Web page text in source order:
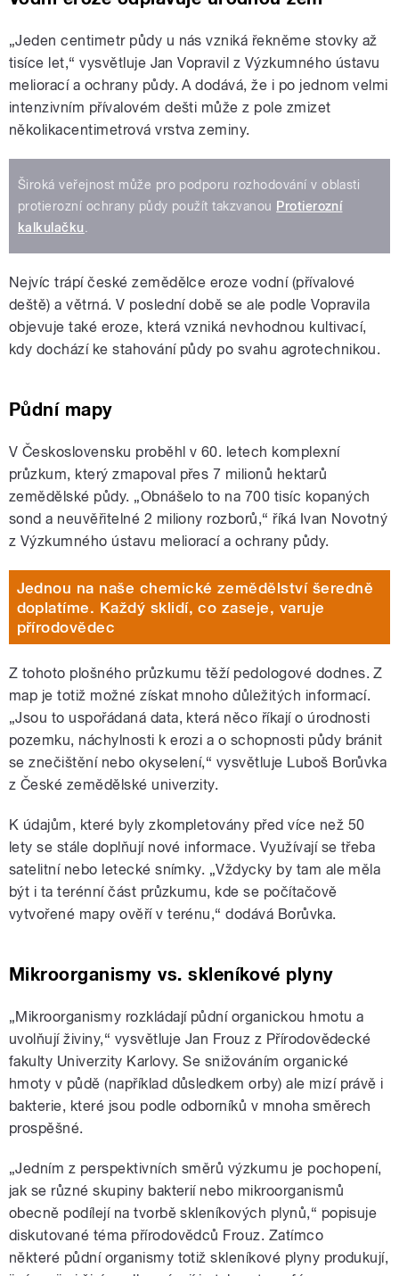
„Jeden centimetr půdy u nás vzniká řekněme stovky až
tisíce let,“ vysvětluje Jan Vopravil z Výzkumného ústavu
meliorací a ochrany půdy. A dodává, že i po jednom velmi
intenzivním přívalovém dešti může z pole zmizet
několikacentimetrová vrstva zeminy.
Široká veřejnost může pro podporu rozhodování v oblasti
protierozní ochrany půdy použít takzvanou Protierozní
kalkulačku
Nejvíc trápí české zemědělce eroze vodní (přívalové
deště) a větrná. V poslední době se ale podle Vopravila
objevuje také eroze, která vzniká nevhodnou kultivací,
kdy dochází ke stahování půdy po svahu agrotechnikou.
Půdní mapy
V Československu proběhl v 60. letech komplexní
průzkum, který zmapoval přes 7 milionů hektarů
zemědělské půdy. „Obnášelo to na 700 tisíc kopaných
sond a neuvěřitelné 2 miliony rozborů,“ říká Ivan Novotný
z Výzkumného ústavu meliorací a ochrany půdy.
Jednou na naše chemické zemědělství šeredně
doplatíme. Každý sklidí, co zaseje, varuje
přírodovědec
Z tohoto plošného průzkumu těží pedologové dodnes. Z
map je totiž možné získat mnoho důležitých informací.
„Jsou to uspořádaná data, která něco říkají o úrodnosti
pozemku, náchylnosti k erozi a o schopnosti půdy bránit
se znečištění nebo okyselení,“ vysvětluje Luboš Borůvka
z České zemědělské univerzity.
K údajům, které byly zkompletovány před více než 50
lety se stále doplňují nové informace. Využívají se třeba
satelitní nebo letecké snímky. „Vždycky by tam ale měla
být i ta terénní část průzkumu, kde se počítačově
vytvořené mapy ověří v terénu,“ dodává Borůvka.
Mikroorganismy vs. skleníkové plyny
„Mikroorganismy rozkládají půdní organickou hmotu a
uvolňují živiny,“ vysvětluje Jan Frouz z Přírodovědecké
fakulty Univerzity Karlovy. Se snižováním organické
hmoty v půdě (například důsledkem orby) ale mizí právě i
bakterie, které jsou podle odborníků v mnoha směrech
prospěšné.
„Jedním z perspektivních směrů výzkumu je pochopení,
jak se různé skupiny bakterií nebo mikroorganismů
obecně podílejí na tvorbě skleníkových plynů,“ popisuje
diskutované téma přírodovědců Frouz. Zatímco
některé půdní organismy totiž skleníkové plyny produkují,